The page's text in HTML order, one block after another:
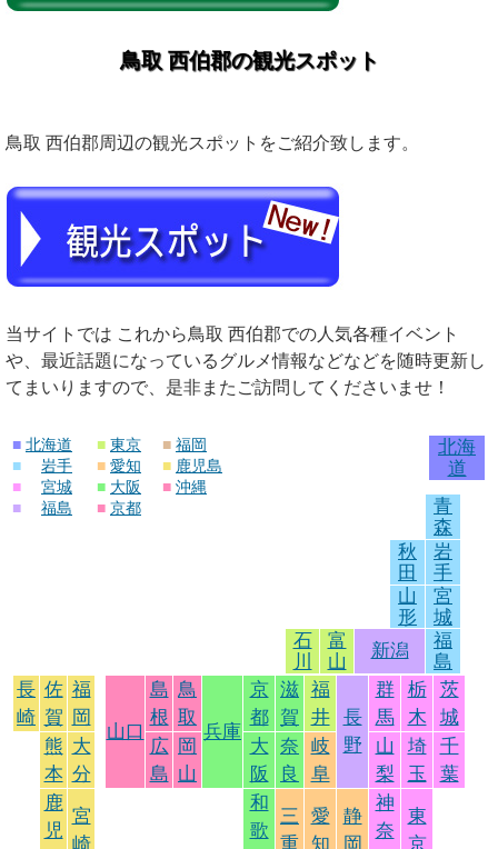
鳥取 西伯郡の観光スポット
鳥取 西伯郡周辺の観光スポットをご紹介致します。
当サイトでは これから鳥取 西伯郡での人気各種イベント
や、最近話題になっているグルメ情報などなどを随時更新し
てまいりますので、是非またご訪問してくださいませ！
■ 北海道
■
岩手
■
宮城
■
福島
■ 東京
■ 愛知
■ 大阪
■ 京都
■ 福岡
■ 鹿児島
■ 沖縄
北海
道
青
森
秋
田
岩
手
山
形
宮
城
石
川
富
山
新潟
福
島
長
崎
佐
賀
福
岡
山口
島
根
鳥
取
兵庫
京
都
滋
賀
福
井
長
野
群
馬
栃
木
茨
城
熊
本
大
分
広
島
岡
山
大
阪
奈
良
岐
阜
山
梨
埼
玉
千
葉
鹿
児
宮
崎
和
歌
三
重
愛
知
静
岡
神
奈
東
京